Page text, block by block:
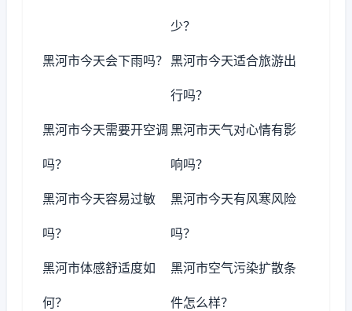
少？
黑河市今天会下雨吗？ 黑河市今天适合旅游出
行吗？
黑河市今天需要开空调
吗？
黑河市天气对心情有影
响吗？
黑河市今天容易过敏
吗？
黑河市今天有风寒风险
吗？
黑河市体感舒适度如
何？
黑河市空气污染扩散条
件怎么样？